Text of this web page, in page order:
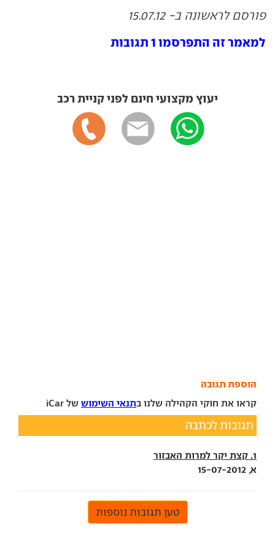
פורסם לראשונה ב- 15.07.12
למאמר זה התפרסמו 1 תגובות
יעוץ מקצועי חינם לפני קניית רכב
הוספת תגובה
קראו את חוקי הקהילה שלנו בתנאי השימוש של iCar
תגובות לכתבה
1. קצת יקר למרות האבזור
א, 15-07-2012
טען תגובות נוספות